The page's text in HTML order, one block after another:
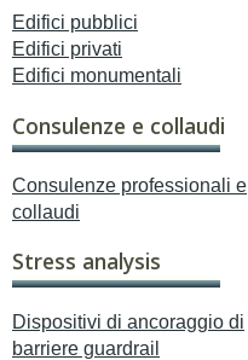
Edifici pubblici
Edifici privati
Edifici monumentali
Consulenze e collaudi
Consulenze professionali e
collaudi
Stress analysis
Dispositivi di ancoraggio di
barriere guardrail